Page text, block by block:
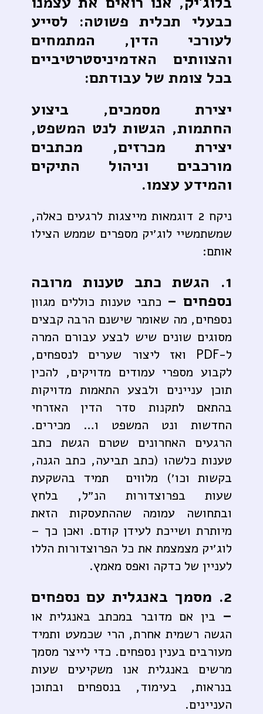
כבעלי תכלית פשוטה: לסייע
לעורכי הדין, המתמחים
והצוותים האדמיניסטרטיביים
בכל צומת של עבודתם:
יצירת מסמכים, ביצוע
החתמות, הגשות לנט המשפט,
יצירת מכרזים, מכתבים
מורכבים וניהול התיקים
והמידע עצמו.
ניקח 2 דוגמאות מייצגות לרגעים כאלה,
שמשתמשיי לוג׳יק מספרים שממש הצילו
אותם:
1. הגשת כתב טענות מרובה
נספחים – כתבי טענות כוללים מגוון
נספחים, מה שאומר שישנם הרבה קבצים
מסוגים שונים שיש לבצע עבורם המרה
ל-PDF ואז ליצור שערים לנספחים,
לקבוע מספרי עמודים מדויקים, להכין
תוכן עניינים ולבצע התאמות מדויקות
בהתאם לתקנות סדר הדין האזרחי
החדשות ונט המשפט ו… מכירים.
הרגעים האחרונים שטרם הגשת כתב
טענות כלשהו (כתב תביעה, כתב הגנה,
בקשות וכו׳) מלווים תמיד בהשקעת
שעות בפרוצדורות הנ״ל, בלחץ
ובתחושה עמומה שההתעסקות הזאת
מיותרת ושייכת לעידן קודם. ואכן כך –
לוג׳יק מצמצמת את כל הפרוצדורות הללו
לעניין של כדקה ואפס מאמץ.
2. מסמך באנגלית עם נספחים
– בין אם מדובר במכתב באנגלית או
הגשה רשמית אחרת, הרי שכמעט ותמיד
מעורבים בענין נספחים. כדי לייצר מסמך
מרשים באנגלית אנו משקיעים שעות
בנראות, בעימוד, בנספחים ובתוכן
העניינים.